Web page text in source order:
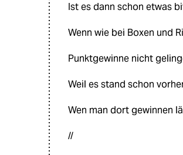
Ist es dann schon etwas
Wenn wie bei Boxen und
Punktgewinne nicht
Weil es stand schon
Wen man dort gewinnen
//